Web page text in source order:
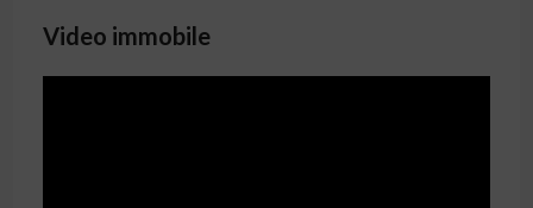
Video immobile